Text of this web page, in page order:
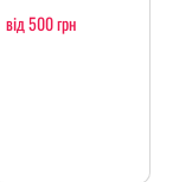
від 500 грн